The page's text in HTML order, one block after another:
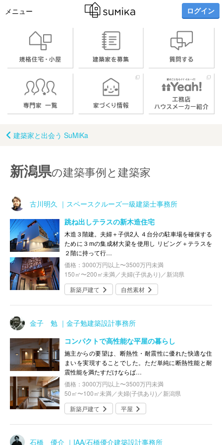
メニュー ログイン
建築家と出会う SuMiKa
新潟県の建築事例と建築家
古川明久 ｜スペースクルーズ一級建築士事務所
跳ね出しテラスの新木造住宅
木造３階建。夫婦＋子供2人 ４台分の駐車場を確保する
ために３mの集成材大梁を使用し リビング＋テラスを
２階に持って行…
価格：3000万円以上〜3500万円未満
150㎡〜200㎡未満／夫婦(子供あり)／新潟県
新築戸建て
自然素材
金子 勉 ｜金子勉建築設計事務所
コンパクトで高性能な平屋の暮らし
施主からの要望は、断熱性・耐震性に優れた快適な住
まいを実現することでした。ただ単純に断熱性能と耐
震性能を満たすだけならば…
価格：3000万円以上〜3500万円未満
50㎡〜100㎡未満／夫婦(子供あり)／新潟県
新築戸建て
平屋
石橋 優介 ｜IAA/石橋優介建築設計事務所